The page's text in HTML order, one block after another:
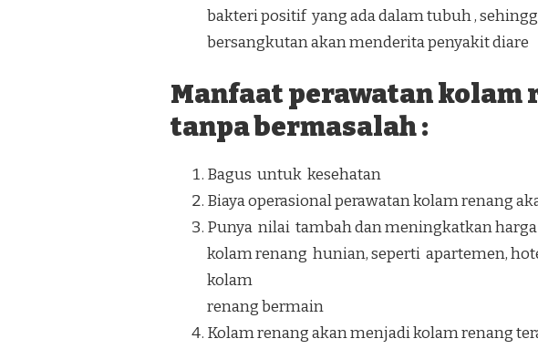
bakteri positif yang ada dalam tubuh ,
bersangkutan akan menderita penyakit diare
Manfaat perawatan kolam
tanpa bermasalah :
Bagus untuk kesehatan
Biaya operasional perawatan kolam renang
Punya nilai tambah dan meningkatkan
kolam renang hunian, seperti apartemen,
kolam
renang bermain
Kolam renang akan menjadi kolam renang